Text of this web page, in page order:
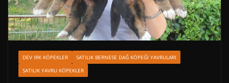
DEV IRK KÖPEKLER
SATILIK BERNESE DAĞ KÖPEĞI YAVRULARI
SATILIK YAVRU KÖPEKLER